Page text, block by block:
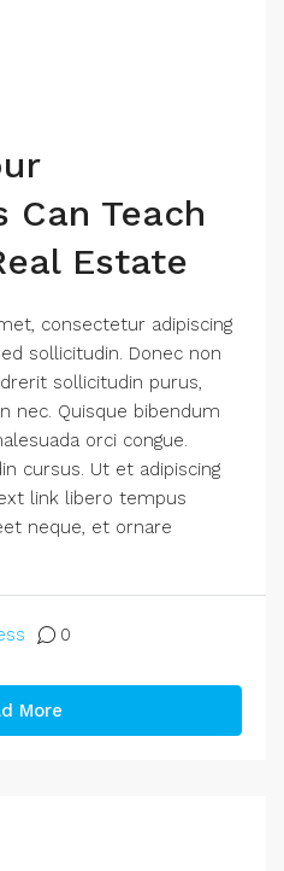
Teach
Estate
consectetur adipiscing
sollicitudin. Donec non
sollicitudin purus,
nec. Quisque bibendum
orci congue.
cursus. Ut et adipiscing
link libero tempus
neque, et ornare
0
More